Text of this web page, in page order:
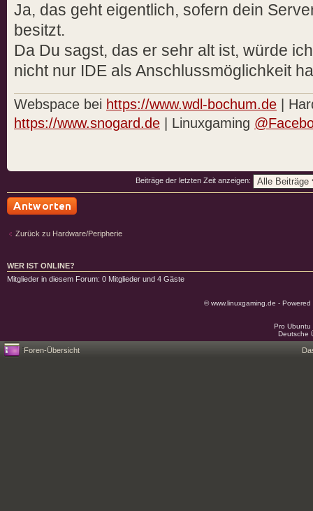
Ja, das geht eigentlich, sofern dein
besitzt.
Da Du sagst, das er sehr alt ist, würde
nicht nur IDE als Anschlussmöglichkeit
Webspace bei https://www.wdl-bochum.de |
https://www.snogard.de | Linuxgaming
Beiträge der letzten Zeit anzeigen:
Zurück zu Hardware/Peripherie
WER IST ONLINE?
Mitglieder in diesem Forum: 0 Mitglieder und 4 Gäste
© www.linuxgaming.de -
Pro
Deutsche
Foren-Übersicht